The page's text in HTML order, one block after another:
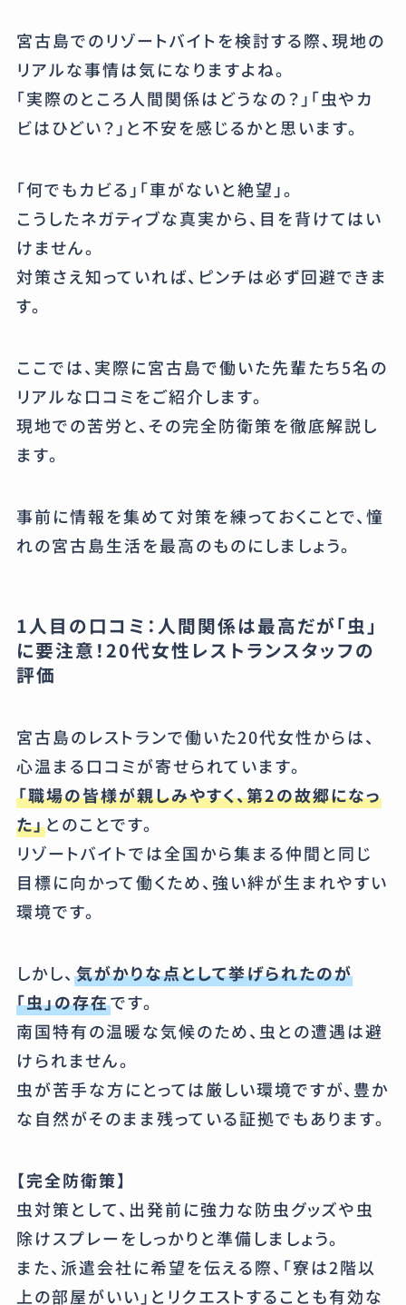
宮古島でのリゾートバイトを検討する際、現地の
リアルな事情は気になりますよね。
「実際のところ人間関係はどうなの？」「虫やカ
ビはひどい？」と不安を感じるかと思います。
「何でもカビる」「車がないと絶望」。
こうしたネガティブな真実から、目を背けてはい
けません。
対策さえ知っていれば、ピンチは必ず回避できま
す。
ここでは、実際に宮古島で働いた先輩たち5名の
リアルな口コミをご紹介します。
現地での苦労と、その完全防衛策を徹底解説し
ます。
事前に情報を集めて対策を練っておくことで、憧
れの宮古島生活を最高のものにしましょう。
1人目の口コミ：人間関係は最高だが「虫」
に要注意！20代女性レストランスタッフの
評価
宮古島のレストランで働いた20代女性からは、
心温まる口コミが寄せられています。
「職場の皆様が親しみやすく、第2の故郷になっ
た」とのことです。
リゾートバイトでは全国から集まる仲間と同じ
目標に向かって働くため、強い絆が生まれやすい
環境です。
しかし、 気がかりな点として挙げられたのが
「虫」の存在です。
南国特有の温暖な気候のため、虫との遭遇は避
けられません。
虫が苦手な方にとっては厳しい環境ですが、豊か
な自然がそのまま残っている証拠でもあります。
【完全防衛策】
虫対策として、出発前に強力な防虫グッズや虫
除けスプレーをしっかりと準備しましょう。
また、派遣会社に希望を伝える際、「寮は2階以
上の部屋がいい」とリクエストすることも有効な